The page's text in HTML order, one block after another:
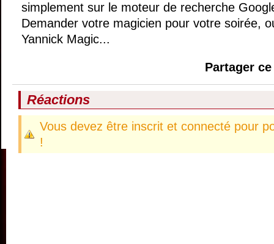
simplement sur le moteur de recherche
Demander votre magicien pour votre soirée,
Yannick Magic...
Partager
Réactions
Vous devez être inscrit et connecté pour
!